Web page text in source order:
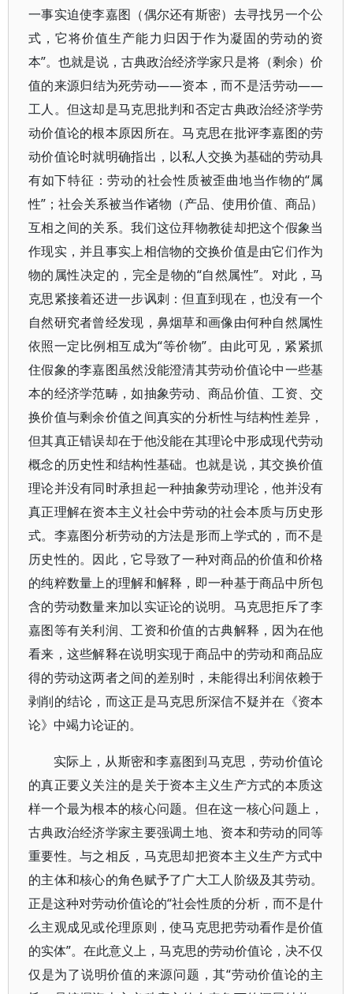
一事实迫使李嘉图（偶尔还有斯密）去寻找另一个公
式，它将价值生产能力归因于作为凝固的劳动的资
本”。也就是说，古典政治经济学家只是将（剩余）价
值的来源归结为死劳动——资本，而不是活劳动——
工人。但这却是马克思批判和否定古典政治经济学劳
动价值论的根本原因所在。马克思在批评李嘉图的劳
动价值论时就明确指出，以私人交换为基础的劳动具
有如下特征：劳动的社会性质被歪曲地当作物的“属
性”；社会关系被当作诸物（产品、使用价值、商品）
互相之间的关系。我们这位拜物教徒却把这个假象当
作现实，并且事实上相信物的交换价值是由它们作为
物的属性决定的，完全是物的“自然属性”。对此，马
克思紧接着还进一步讽刺：但直到现在，也没有一个
自然研究者曾经发现，鼻烟草和画像由何种自然属性
依照一定比例相互成为“等价物”。由此可见，紧紧抓
住假象的李嘉图虽然没能澄清其劳动价值论中一些基
本的经济学范畴，如抽象劳动、商品价值、工资、交
换价值与剩余价值之间真实的分析性与结构性差异，
但其真正错误却在于他没能在其理论中形成现代劳动
概念的历史性和结构性基础。也就是说，其交换价值
理论并没有同时承担起一种抽象劳动理论，他并没有
真正理解在资本主义社会中劳动的社会本质与历史形
式。李嘉图分析劳动的方法是形而上学式的，而不是
历史性的。因此，它导致了一种对商品的价值和价格
的纯粹数量上的理解和解释，即一种基于商品中所包
含的劳动数量来加以实证论的说明。马克思拒斥了李
嘉图等有关利润、工资和价值的古典解释，因为在他
看来，这些解释在说明实现于商品中的劳动和商品应
得的劳动这两者之间的差别时，未能得出利润依赖于
剥削的结论，而这正是马克思所深信不疑并在《资本
论》中竭力论证的。
实际上，从斯密和李嘉图到马克思，劳动价值论
的真正要义关注的是关于资本主义生产方式的本质这
样一个最为根本的核心问题。但在这一核心问题上，
古典政治经济学家主要强调土地、资本和劳动的同等
重要性。与之相反，马克思却把资本主义生产方式中
的主体和核心的角色赋予了广大工人阶级及其劳动。
正是这种对劳动价值论的“社会性质的分析，而不是什
么主观成见或伦理原则，使马克思把劳动看作是价值
的实体”。在此意义上，马克思的劳动价值论，决不仅
仅是为了说明价值的来源问题，其“劳动价值论的主